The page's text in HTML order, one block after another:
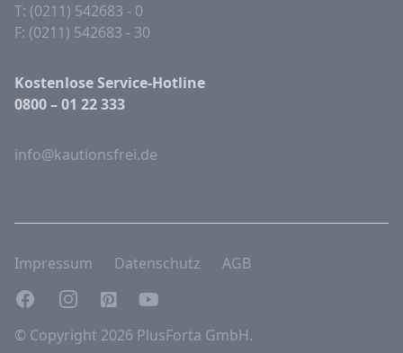
T: (0211) 542683 - 0
F: (0211) 542683 - 30
Kostenlose Service-Hotline
0800 – 01 22 333
info@kautionsfrei.de
Impressum Datenschutz
AGB
FacebookInstagramPinterestYouTube
© Copyright 2026 PlusForta GmbH.